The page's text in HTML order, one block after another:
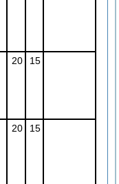
20 15
20 15